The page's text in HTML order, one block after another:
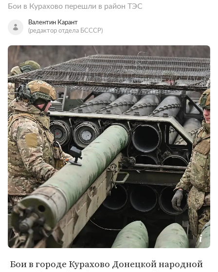
Бои в Курахово перешли в район ТЭС
Валентин Карант
(редактор отдела БСССР)
Бои в городе Курахово Донецкой народной